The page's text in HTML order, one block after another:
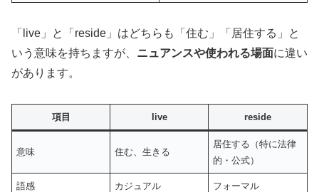
「live」と「reside」はどちらも「住む」「居住する」と
いう意味を持ちますが、 ニュアンスや使われる場面に違い
があります。
項目 live reside
意味 住む、生きる
居住する（特に法律
的・公式）
語感 カジュアル フォーマル